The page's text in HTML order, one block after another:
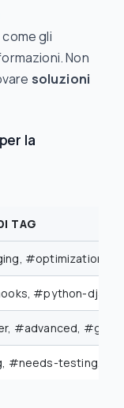
gli
Non
soluzioni
la
TAG
#optimization,
#python-
#advanced,
#needs-testing,